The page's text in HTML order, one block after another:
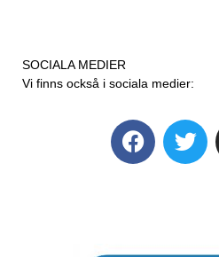
SOCIALA MEDIER
Vi finns också i sociala medier: